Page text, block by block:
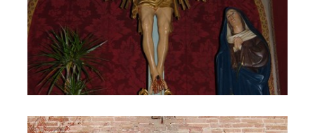
Entrata della Chiesa dell'Annunziata